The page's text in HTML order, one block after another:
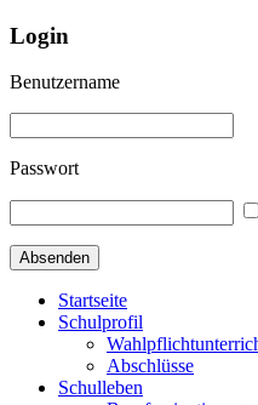
Login
Benutzername
Passwort
Startseite
Schulprofil
Abschlüsse
Schulleben